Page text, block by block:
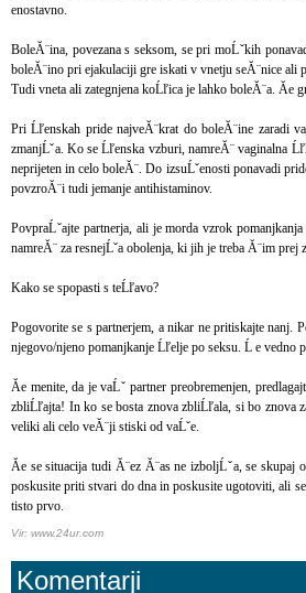
enostavno.
BoleĂ¨ina, povezana s seksom, se pri moĹˇkih
boleĂ¨ino pri ejakulaciji gre iskati v vnetju seĂ¨nice ali
Tudi vneta ali zategnjena koĹľica je lahko boleĂ¨a.
Pri Ĺľenskah pride najveĂ¨krat do boleĂ¨ine zaradi
zmanjĹˇa. Ko se Ĺľenska vzburi, namreĂ¨ vaginalna
neprijeten in celo boleĂ¨. Do izsuĹˇenosti ponavadi
povzroĂ¨i tudi jemanje antihistaminov.
PovpraĹˇajte partnerja, ali je morda vzrok
namreĂ¨ za resnejĹˇa obolenja, ki jih je treba Ă¨im prej
Kako se spopasti s teĹľavo?
Pogovorite se s partnerjem, a nikar ne pritiskajte
njegovo/njeno pomanjkanje Ĺľelje po seksu. Ĺ e vedno
Ăe menite, da je vaĹˇ partner preobremenjen,
zbliĹľajta! In ko se bosta znova zbliĹľala, si bo znova
veliki ali celo veĂ¨ji stiski od vaĹˇe.
Ăe se situacija tudi Ă¨ez Ă¨as ne izboljĹˇa, se
poskusite priti stvari do dna in poskusite ugotoviti, ali
tisto prvo.
Vir: www.24ur.com
Komentarji